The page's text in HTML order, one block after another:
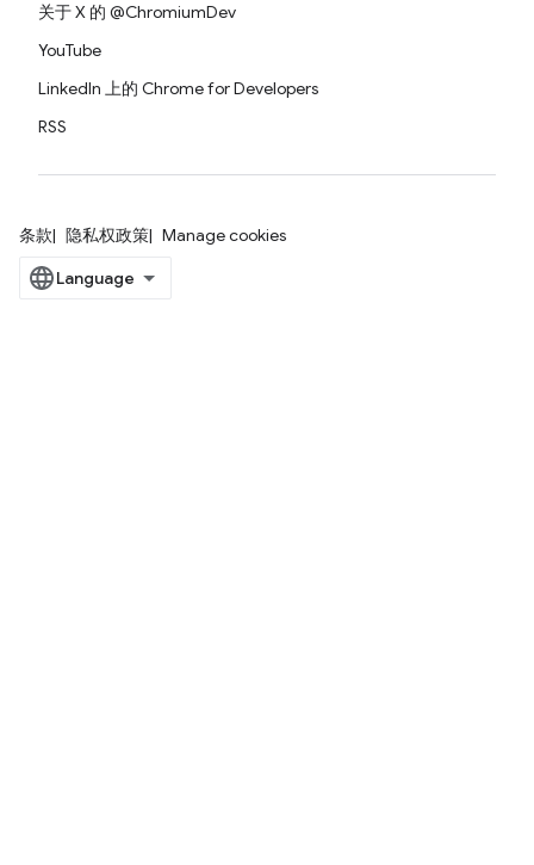
关于 X 的 @ChromiumDev
YouTube
LinkedIn 上的 Chrome for Developers
RSS
条款 隐私权政策 Manage cookies